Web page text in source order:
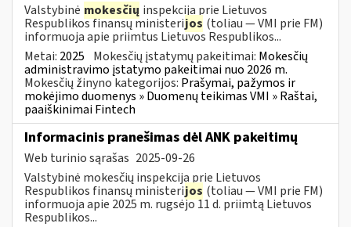
Valstybinė mokesčių inspekcija prie Lietuvos
Respublikos finansų ministerijos (toliau — VMI prie FM)
informuoja apie priimtus Lietuvos Respublikos...
Metai: 2025 Mokesčių įstatymų pakeitimai: Mokesčių
administravimo įstatymo pakeitimai nuo 2026 m.
Mokesčių žinyno kategorijos: Prašymai, pažymos ir
mokėjimo duomenys » Duomenų teikimas VMI » Raštai,
paaiškinimai Fintech
Informacinis pranešimas dėl ANK pakeitimų
Web turinio sąrašas 2025-09-26
Valstybinė mokesčių inspekcija prie Lietuvos
Respublikos finansų ministerijos (toliau — VMI prie FM)
informuoja apie 2025 m. rugsėjo 11 d. priimtą Lietuvos
Respublikos...